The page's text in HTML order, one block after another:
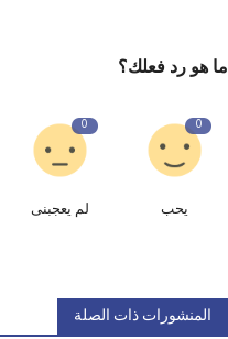
ما هو رد فعلك؟
0
يحب
0
لم يعجبنى
المنشورات ذات الصلة